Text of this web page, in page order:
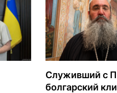
Служивший с
болгарский